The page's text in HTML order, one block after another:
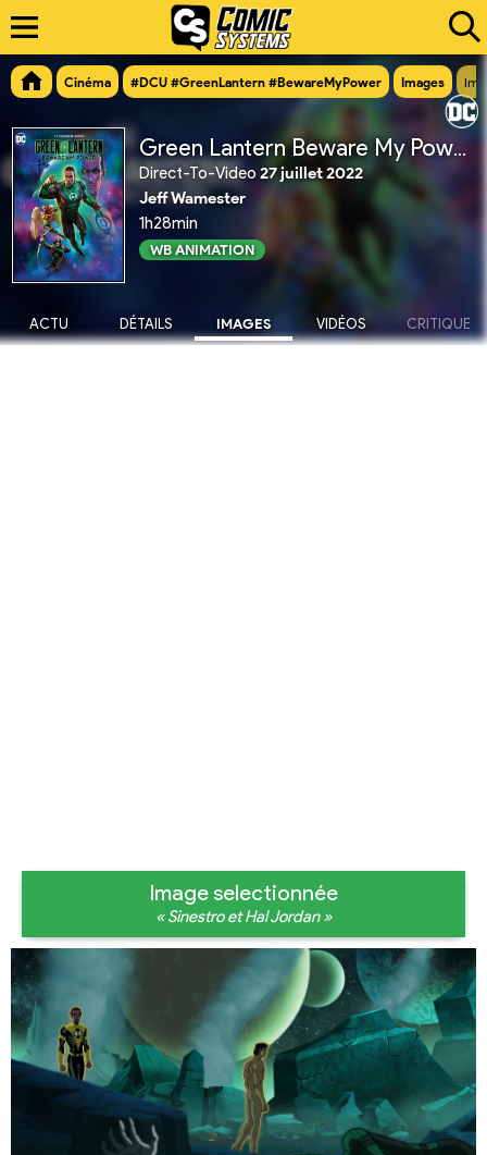
Cinéma #DCU #GreenLantern #BewareMyPower Images
Green Lantern Beware My Power
Direct-To-Video 27 juillet 2022
Jeff Wamester
1h28min
WB ANIMATION
ACTU DÉTAILS IMAGES VIDÉOS CRITIQUE
Image selectionnée
« Sinestro et Hal Jordan »